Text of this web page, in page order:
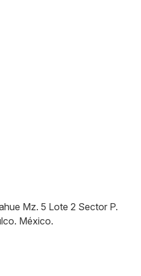
Mz. 5 Lote 2 Sector P.
. México.